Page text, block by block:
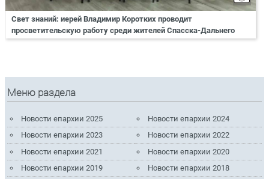
Свет знаний: иерей Владимир Коротких проводит
просветительскую работу среди жителей Спасска-Дальнего
Меню раздела
Новости епархии 2025
Новости епархии 2024
Новости епархии 2023
Новости епархии 2022
Новости епархии 2021
Новости епархии 2020
Новости епархии 2019
Новости епархии 2018